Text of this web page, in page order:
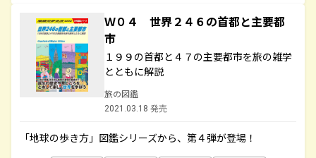
Ｗ０４ 世界２４６の首都と主要都
市
１９９の首都と４７の主要都市を旅の雑学
とともに解説
旅の図鑑
2021.03.18 発売
「地球の歩き方」図鑑シリーズから、第４弾が登場！